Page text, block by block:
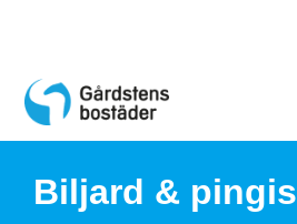
c
Biljard & pingis